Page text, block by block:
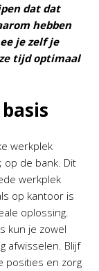
dat dat
hebben
je zelf je
tijd optimaal
werkplek
op de bank. Dit
werkplek
op kantoor is
oplossing.
kun je zowel
afwisselen. Blijf
posities en zorg